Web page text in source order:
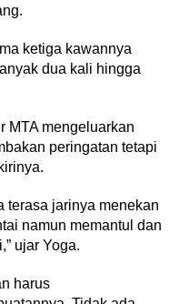
ketiga kawannya
dua kali hingga
MTA mengeluarkan
peringatan tetapi
terasa jarinya menekan
namun memantul dan
ujar Yoga.
harus